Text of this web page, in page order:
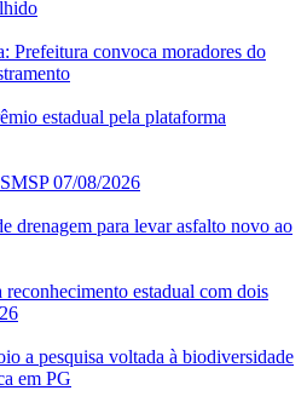
Prefeitura convoca moradores do
estadual pela plataforma
07/08/2026
drenagem para levar asfalto novo ao
reconhecimento estadual com dois
a pesquisa voltada à biodiversidade
em PG